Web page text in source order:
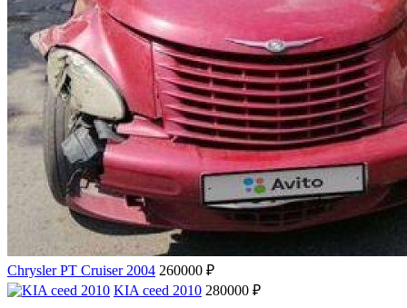
Chrysler PT Cruiser 2004 260000 ₽
KIA ceed 2010 280000 ₽